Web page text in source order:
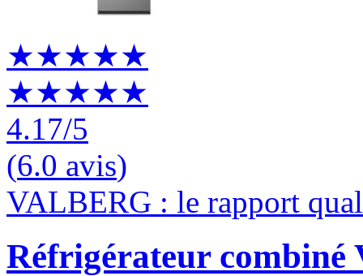
★★★★★
★★★★★
4.17/5
(6.0 avis)
VALBERG : le rapport
Réfrigérateur combiné